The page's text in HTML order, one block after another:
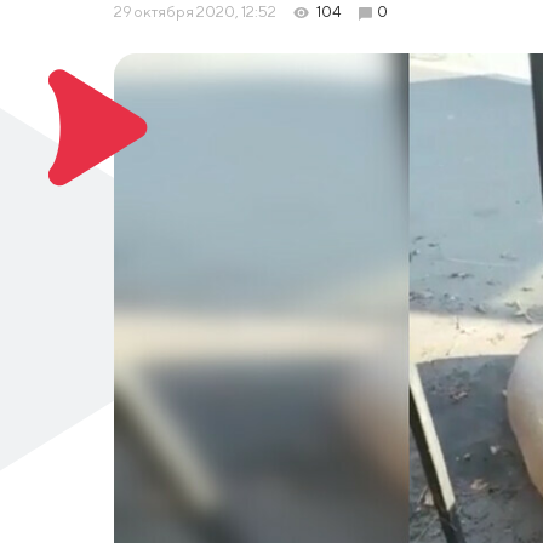
29 октября 2020, 12:52 104 0